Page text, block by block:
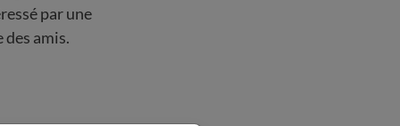
par une
amis.